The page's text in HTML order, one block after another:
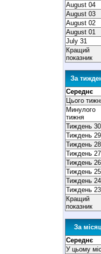
August 04
August 03
August 02
August 01
July 31
Кращий
показник
За
Середнє
Цього
Минулого
тижня
Тиждень 30
Тиждень 29
Тиждень 28
Тиждень 27
Тиждень 26
Тиждень 25
Тиждень 24
Тиждень 23
Кращий
показник
За
Середнє
У цьому